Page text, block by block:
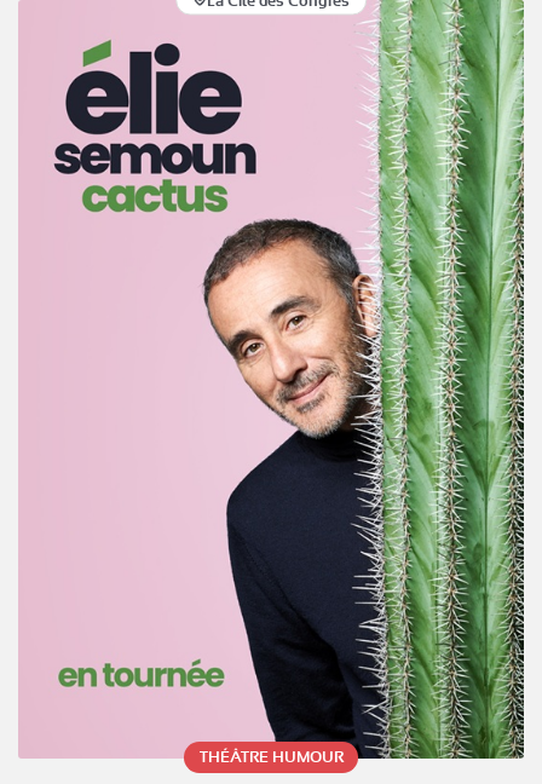
THÉÂTRE HUMOUR